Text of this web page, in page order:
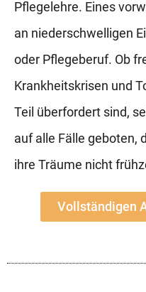
Pflegelehre. Eines
an niederschwelligen
oder Pflegeberuf. Ob
Krankheitskrisen und
Teil überfordert sind,
auf alle Fälle geboten,
ihre Träume nicht
Vollständigen